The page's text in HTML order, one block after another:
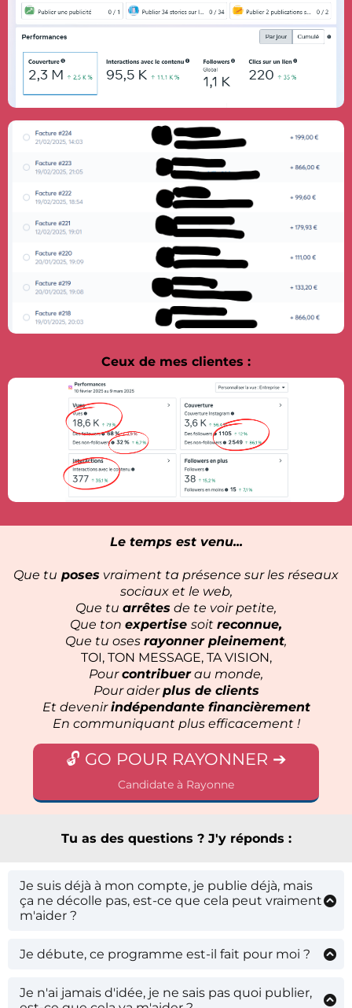
Ceux de mes clientes :
Le temps est venu...
Que tu poses vraiment ta présence sur les réseaux
sociaux et le web,
Que tu arrêtes de te voir petite,
Que ton expertise soit reconnue,
Que tu oses rayonner pleinement,
TOI, TON MESSAGE, TA VISION,
Pourcontribuerau monde,
Pour aiderplus de clients
Et devenirindépendante financièrement
En communiquant plus efficacement !
🔓 GO POUR RAYONNER ➔
Candidate à Rayonne
Tu as des questions ? J'y réponds :
Je suis déjà à mon compte, je publie déjà, mais
ça ne décolle pas, est-ce que cela peut vraiment
m'aider ?
suivent pas, c'est qu'il y a quelques choses à
transformer. Encore une fois, tu ne peux avoir des
chose. Cette formation est très complète et te
Je débute, ce programme est-il fait pour moi ?
programme ! C'est un mentorat puissant ! Tu
poseras tout de suite les "bonnes" bases pour ta
Je n'ai jamais d'idée, je ne sais pas quoi publier,